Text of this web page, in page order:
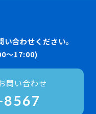
合わせください。
〜17:00)
問い合わせ